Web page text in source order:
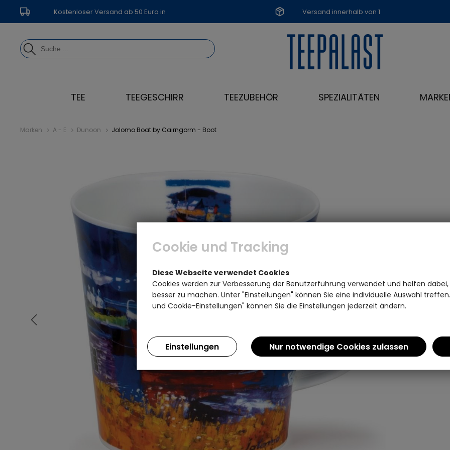
Kostenloser Versand ab 50 Euro in Versand innerhalb von 1
Werktag
TEE TEEGESCHIRR TEEZUBEHÖR SPEZIALITÄTEN
Marken A - E Dunoon Jolomo Boat by Cairngorm - Boot
Cookie und Tracking
Diese Webseite verwendet Cookies
Cookies werden zur Verbesserung der Benutzerführung verwendet und helfen
besser zu machen. Unter "Einstellungen" können Sie eine individuelle Auswahl
und Cookie-Einstellungen" können Sie die Einstellungen jederzeit ändern.
Einstellungen